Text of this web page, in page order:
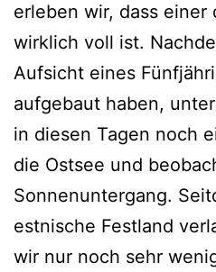
erleben wir, dass einer
wirklich voll ist.
Aufsicht eines
aufgebaut haben,
in diesen Tagen noch
die Ostsee und
Sonnenuntergang.
estnische Festland
wir nur noch sehr